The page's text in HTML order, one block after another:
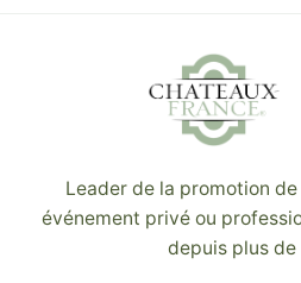
Leader de la promotion
événement privé ou
depuis plus de